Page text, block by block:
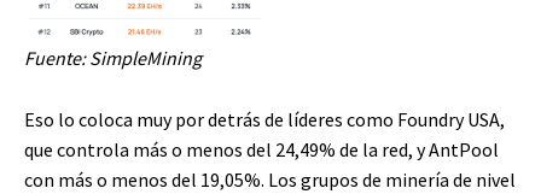
Fuente: SimpleMining
Eso lo coloca muy por detrás de líderes como Foundry USA,
que controla más o menos del 24,49% de la red, y AntPool
con más o menos del 19,05%. Los grupos de minería de nivel